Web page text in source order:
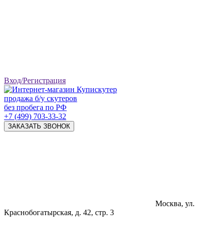
Вход/Регистрация
продажа б/у скутеров
без пробега по РФ
+7 (499) 703-33-32
ЗАКАЗАТЬ ЗВОНОК
Москва, ул.
Краснобогатырская, д. 42, стр. 3